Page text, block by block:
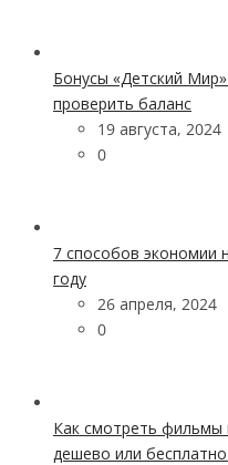
Бонусы «Детский
проверить баланс
19 августа, 2024
0
7 способов экономии
году
26 апреля, 2024
0
Как смотреть фильмы
дешево или